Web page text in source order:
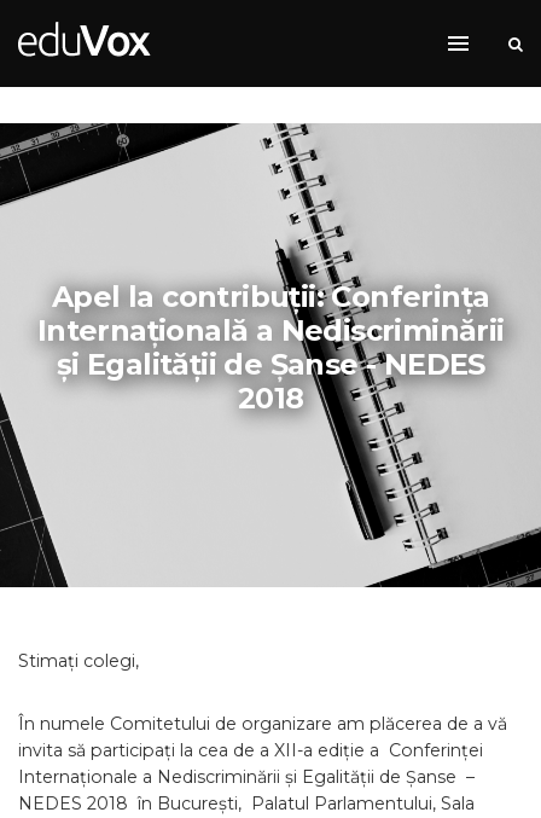
Apel la contribuții: Conferința
Internațională a Nediscriminării
și Egalității de Șanse - NEDES
2018
Stimați colegi,
În numele Comitetului de organizare am plăcerea de a vă
invita să participați la cea de a XII-a ediție a Conferinței
Internaționale a Nediscriminării și Egalității de Șanse –
NEDES 2018 în București, Palatul Parlamentului, Sala